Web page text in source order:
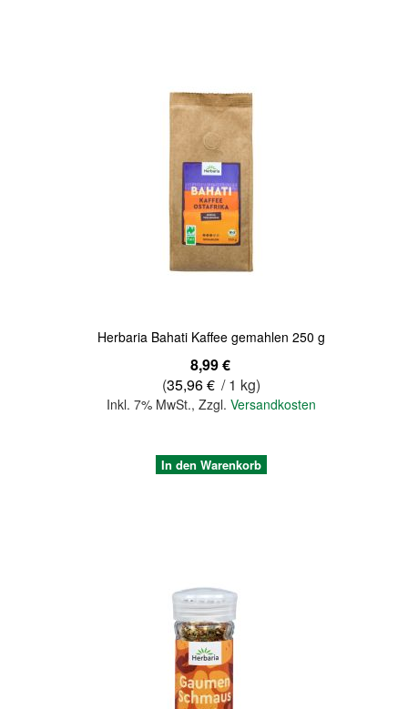
Herbaria Bahati Kaffee gemahlen 250 g
8,99 €
(35,96 € / 1 kg)
Inkl. 7% MwSt.,Zzgl.Versandkosten
In den Warenkorb